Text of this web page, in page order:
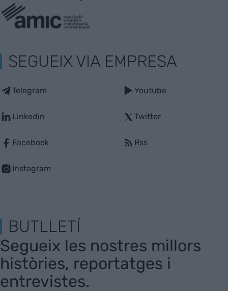
SEGUEIX VIA EMPRESA
Telegram
Linkedin
Facebook
Instagram
Youtube
Twitter
Rss
BUTLLETÍ
Segueix les nostres millors
històries, reportatges i
entrevistes.